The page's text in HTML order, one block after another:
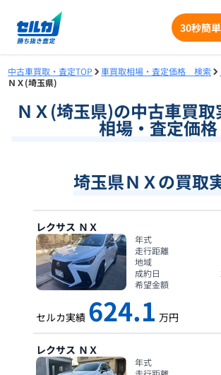
30秒簡
中古車買取・査定TOP 車買取相場・査定価格 検索
ＮＸ(埼玉県)
ＮＸ(埼玉県)の中古車買
相場・査定価格
埼玉県ＮＸの買取
レクサス ＮＸ
年式
走行距離
地域
成約日
希望金額
セルカ実績 624.1 万円
レクサス ＮＸ
年式